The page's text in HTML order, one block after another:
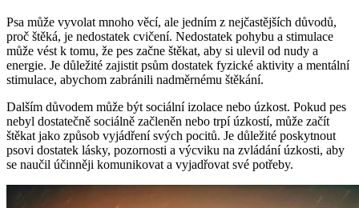
Psa může vyvolat mnoho věcí, ale jedním z nejčastějších důvodů,
proč štěká, je nedostatek cvičení. Nedostatek pohybu a stimulace
může vést k tomu, že pes začne štěkat, aby si ulevil od nudy a
energie. Je důležité zajistit psům dostatek fyzické aktivity a mentální
stimulace, abychom zabránili nadměrnému štěkání.
Dalším důvodem může být sociální izolace nebo úzkost. Pokud pes
nebyl dostatečně sociálně začleněn nebo trpí úzkostí, může začít
štěkat jako způsob vyjádření svých pocitů. Je důležité poskytnout
psovi dostatek lásky, pozornosti a výcviku na zvládání úzkosti, aby
se naučil účinněji komunikovat a vyjadřovat své potřeby.